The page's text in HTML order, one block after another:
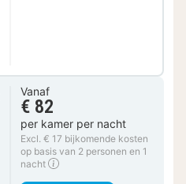
Vanaf
€ 82
per kamer per nacht
Excl. € 17 bijkomende kosten
op basis van 2 personen en 1
nacht